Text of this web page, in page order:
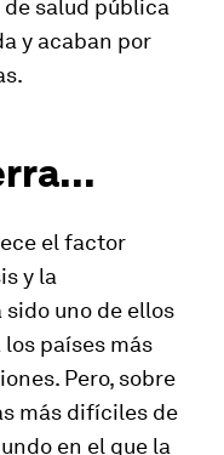
salud pública
y acaban por
el factor
y la
uno de ellos
países más
Pero, sobre
más difíciles de
en el que la